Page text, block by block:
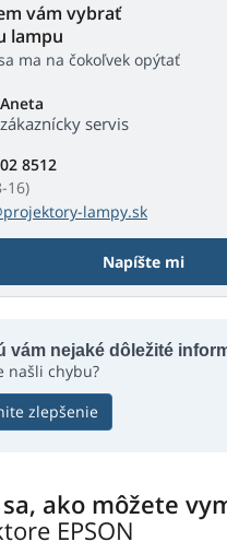
vám vybrať
lampu
ma na čokoľvek opýtať
Aneta
zákaznícky servis
8512
16)
lampy.sk
Napíšte mi
vám nejaké dôležité
našli chybu?
zlepšenie
ako môžete
EPSON